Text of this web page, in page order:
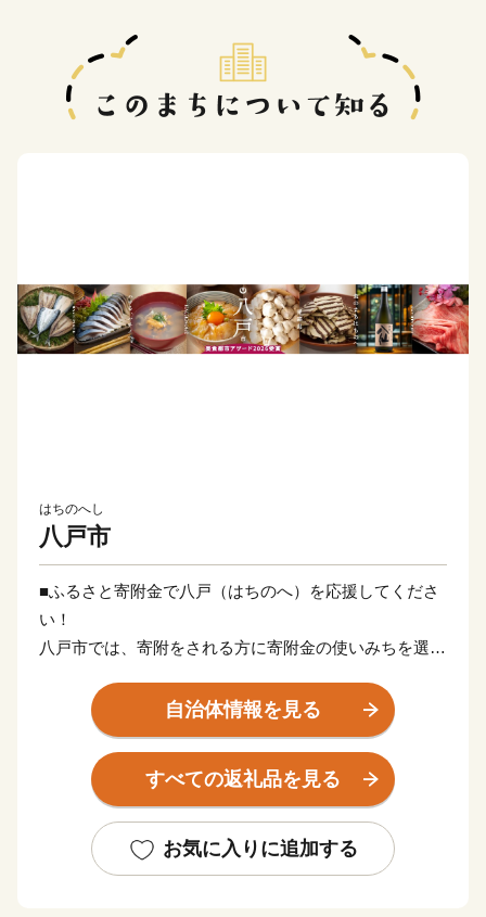
はちのへし
八戸市
■ふるさと寄附金で八戸（はちのへ）を応援してくださ
い！
八戸市では、寄附をされる方に寄附金の使いみちを選ん
種事業に寄附金を活用しております。
八戸市は平成29年1月に中核市へ移行しました。
より活力ある魅力的なまちを目指し、さらなる発展へ向
けて前進する「ふるさと八戸」へのあたたかいご支援を
■蕪嶋神社への募金について
自治体情報を見る
すべての返礼品を見る
お気に入りに追加する